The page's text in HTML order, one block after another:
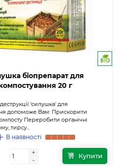
біопрепарат для
20 г
'силушка' для
допоможе Вам: Прискорити
Переробити органічні
тирсу...
В наявності
+
-
+
-
Купити